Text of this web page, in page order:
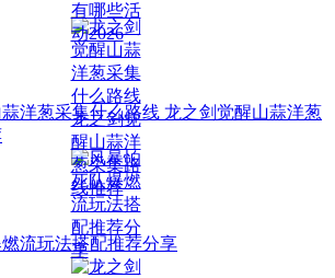
洋葱采集什么路线 龙之剑觉醒山蒜洋葱
流玩法搭配推荐分享